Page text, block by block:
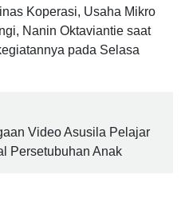
Koperasi, Usaha Mikro
Nanin Oktaviantie saat
pada Selasa
Video Asusila Pelajar
Persetubuhan Anak